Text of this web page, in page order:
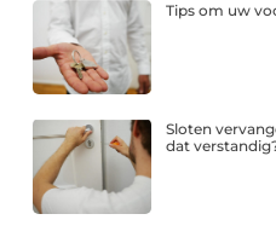
Tips om uw
Sloten
dat